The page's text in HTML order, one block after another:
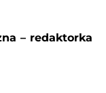
redaktorka